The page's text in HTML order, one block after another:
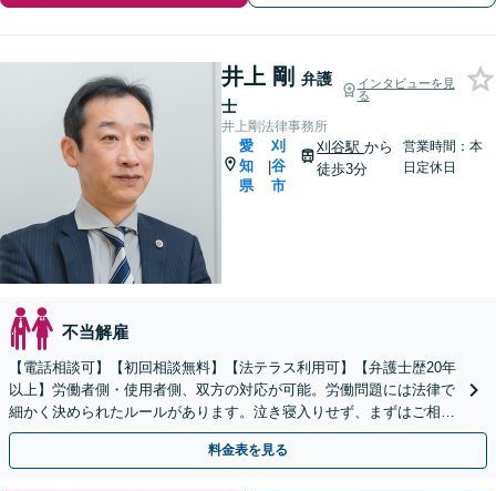
井上 剛 弁護
士
インタビューを見
る
井上剛法律事務所
愛
知
県
|
刈
谷
市
刈谷駅から
徒歩3分
営業時間：本
日定休日
不当解雇
【電話相談可】【初回相談無料】【法テラス利用可】【弁護士歴20年
以上】労働者側・使用者側、双方の対応が可能。労働問題には法律で
細かく決められたルールがあります。泣き寝入りせず、まずはご相談
を！【夜間・休日面談可】【完全個室】【刈谷駅3分】
料金表を見る